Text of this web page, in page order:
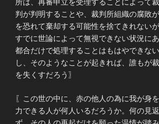
所は、再審申立を受理することによって
判が判明することや、裁判所組織の腐敗
を恐れて棄却する可能性を捨てきれない
すでに世論によって無視できない状況に
都合だけで処理することはもはやできな
し、そのようなことが起きれば、誰もが
を失くすだろう〗
〖この世の中に、赤の他人の為に我が身
力できる人が何人いるだろうか。何の見